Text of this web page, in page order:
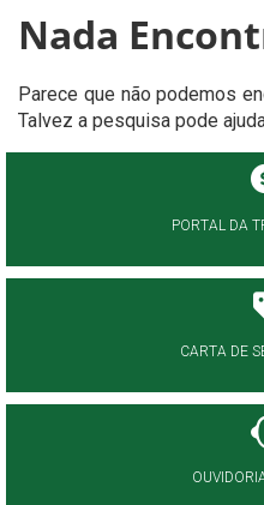
Nada
Parece que não podemos
Talvez a pesquisa pode
PORTAL DA
CARTA DE